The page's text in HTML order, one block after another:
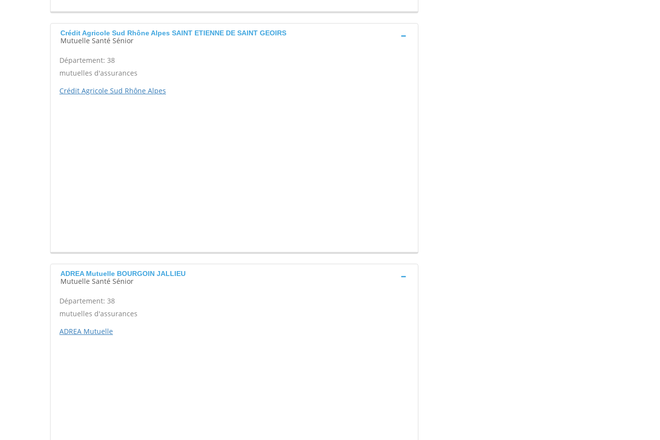
Crédit Agricole Sud Rhône Alpes SAINT ETIENNE DE SAINT GEOIRS
Mutuelle Santé Sénior
Département: 38
mutuelles d'assurances
Crédit Agricole Sud Rhône Alpes
ADREA Mutuelle BOURGOIN JALLIEU
Mutuelle Santé Sénior
Département: 38
mutuelles d'assurances
ADREA Mutuelle